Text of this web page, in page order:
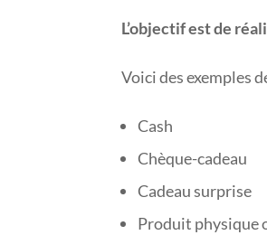
L’objectif est de
Voici des exemples
Cash
Chèque-cadeau
Cadeau surprise
Produit physique